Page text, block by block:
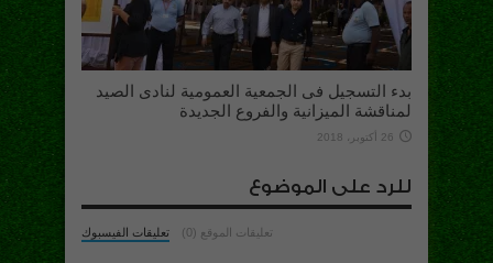
بدء التسجيل فى الجمعية العمومية لنادى الصيد
لمناقشة الميزانية والفروع الجديدة
26 أكتوبر، 2018
للرد على الموضوع
تعليقات الفيسبوك تعليقات الموقع (0)